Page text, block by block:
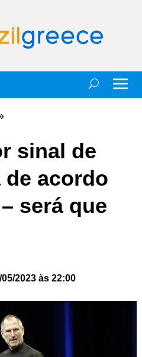
sinal de
acordo
será que
05/2023 às 22:00